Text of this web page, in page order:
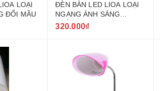
LOẠI
ĐỔI MẦU
ĐÈN BÀN LED LIOA LOẠI
NGANG ÁNH SÁNG
TRẮNG
320.000₫